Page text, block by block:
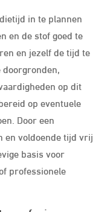
in te plannen
en de stof goed te
en jezelf de tijd te
op dit
op eventuele
Door een
en voldoende tijd vrij
basis voor
professionele